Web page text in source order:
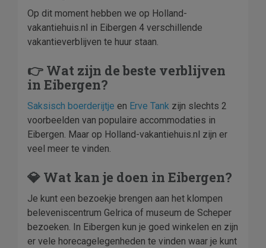
Op dit moment hebben we op Holland-
vakantiehuis.nl in Eibergen 4 verschillende
vakantieverblijven te huur staan.
👉 Wat zijn de beste verblijven
in Eibergen?
Saksisch boerderijtje en Erve Tank zijn slechts 2
voorbeelden van populaire accommodaties in
Eibergen. Maar op Holland-vakantiehuis.nl zijn er
veel meer te vinden.
💎 Wat kan je doen in Eibergen?
Je kunt een bezoekje brengen aan het klompen
beleveniscentrum Gelrica of museum de Scheper
bezoeken. In Eibergen kun je goed winkelen en zijn
er vele horecagelegenheden te vinden waar je kunt